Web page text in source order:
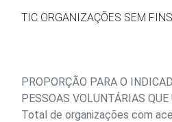
TIC ORGANIZAÇÕES SEM
PROPORÇÃO PARA O
PESSOAS VOLUNTÁRIAS
Total de organizações com